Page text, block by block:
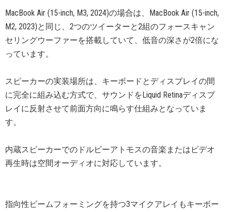
MacBook Air (15-inch, M3, 2024)の場合は、MacBook Air (15-inch,
M2, 2023)と同じ、2つのツイーターと2組のフォースキャン
セリングウーファーを搭載していて、低音の深さが2倍にな
っています。
スピーカーの実装場所は、キーボードとディスプレイの間
に完全に組み込む方式で、サウンドをLiquid Retinaディスプ
レイに反射させて前面方向に鳴らす仕組みとなっていま
す。
内蔵スピーカーでのドルビーアトモスの音楽またはビデオ
再生時は空間オーディオに対応しています。
指向性ビームフォーミングを持つ3マイクアレイもキーボー